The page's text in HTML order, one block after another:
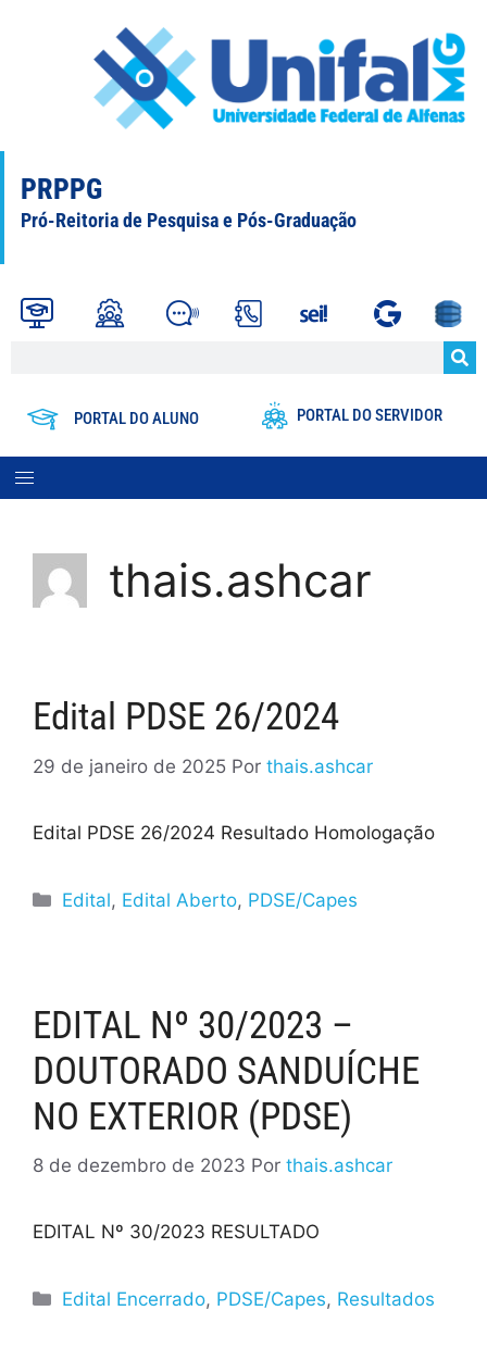
PRPPG
Pró-Reitoria de Pesquisa e Pós-Graduação
PORTAL DO ALUNO PORTAL DO SERVIDOR
thais.ashcar
Edital PDSE 26/2024
29 de janeiro de 2025 Por thais.ashcar
Edital PDSE 26/2024 Resultado Homologação
Edital, Edital Aberto, PDSE/Capes
EDITAL Nº 30/2023 –
DOUTORADO SANDUÍCHE
NO EXTERIOR (PDSE)
8 de dezembro de 2023 Por thais.ashcar
EDITAL Nº 30/2023 RESULTADO
Edital Encerrado, PDSE/Capes, Resultados